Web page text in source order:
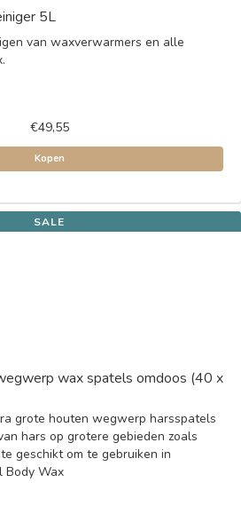
5L
van waxverwarmers en alle
€49,55
Kopen
SALE
wax spatels omdoos (40 x
grote houten wegwerp harsspatels
hars op grotere gebieden zoals
geschikt om te gebruiken in
Body Wax